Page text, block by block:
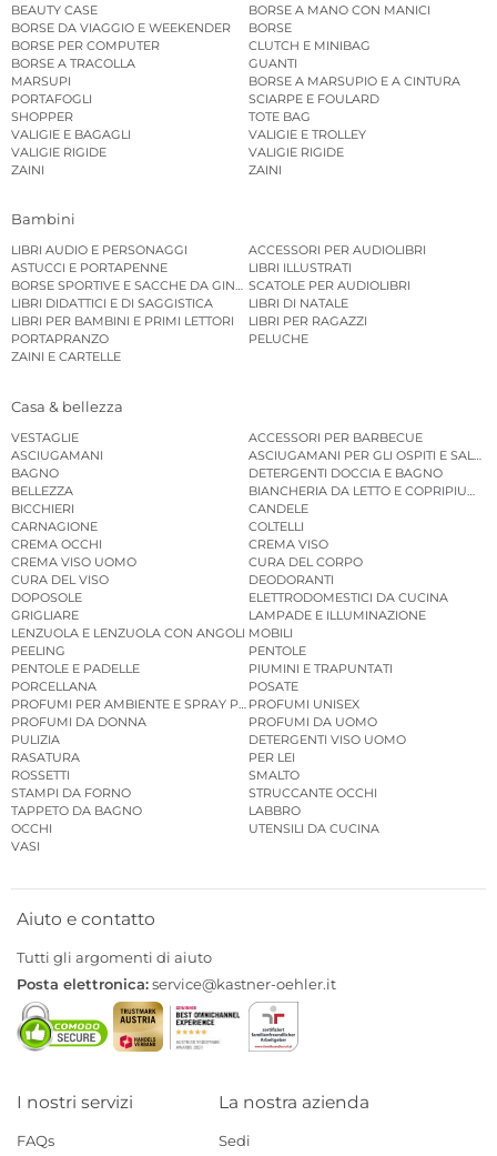
BEAUTY CASE
BORSE A MANO CON MANICI
BORSE DA VIAGGIO E WEEKENDER
BORSE
BORSE PER COMPUTER
CLUTCH E MINIBAG
BORSE A TRACOLLA
GUANTI
MARSUPI
BORSE A MARSUPIO E A CINTURA
PORTAFOGLI
SCIARPE E FOULARD
SHOPPER
TOTE BAG
VALIGIE E BAGAGLI
VALIGIE E TROLLEY
VALIGIE RIGIDE
VALIGIE RIGIDE
ZAINI
ZAINI
Bambini
LIBRI AUDIO E PERSONAGGI
ACCESSORI PER AUDIOLIBRI
ASTUCCI E PORTAPENNE
LIBRI ILLUSTRATI
BORSE SPORTIVE E SACCHE DA GINNASTICASCATOLE PER AUDIOLIBRI
LIBRI DIDATTICI E DI SAGGISTICA
LIBRI DI NATALE
LIBRI PER BAMBINI E PRIMI LETTORI
LIBRI PER RAGAZZI
PORTAPRANZO
PELUCHE
ZAINI E CARTELLE
Casa & bellezza
VESTAGLIE
ACCESSORI PER BARBECUE
ASCIUGAMANI
ASCIUGAMANI PER GLI OSPITI E
BAGNO
DETERGENTI DOCCIA E BAGNO
BELLEZZA
BIANCHERIA DA LETTO E COPRIPIUMINI
BICCHIERI
CANDELE
CARNAGIONE
COLTELLI
CREMA OCCHI
CREMA VISO
CREMA VISO UOMO
CURA DEL CORPO
CURA DEL VISO
DEODORANTI
DOPOSOLE
ELETTRODOMESTICI DA CUCINA
GRIGLIARE
LAMPADE E ILLUMINAZIONE
LENZUOLA E LENZUOLA CON ANGOLI MOBILI
PEELING
PENTOLE
PENTOLE E PADELLE
PIUMINI E TRAPUNTATI
PORCELLANA
POSATE
PROFUMI PER AMBIENTE E SPRAY PER AMBIENTE
PROFUMI UNISEX
PROFUMI DA DONNA
PROFUMI DA UOMO
PULIZIA
DETERGENTI VISO UOMO
RASATURA
PER LEI
ROSSETTI
SMALTO
STAMPI DA FORNO
STRUCCANTE OCCHI
TAPPETO DA BAGNO
LABBRO
OCCHI
UTENSILI DA CUCINA
VASI
Aiuto e contatto
Tutti gli argomenti di aiuto
Posta elettronica:service@kastner-oehler.it
I nostri servizi
FAQs
La nostra azienda
Sedi